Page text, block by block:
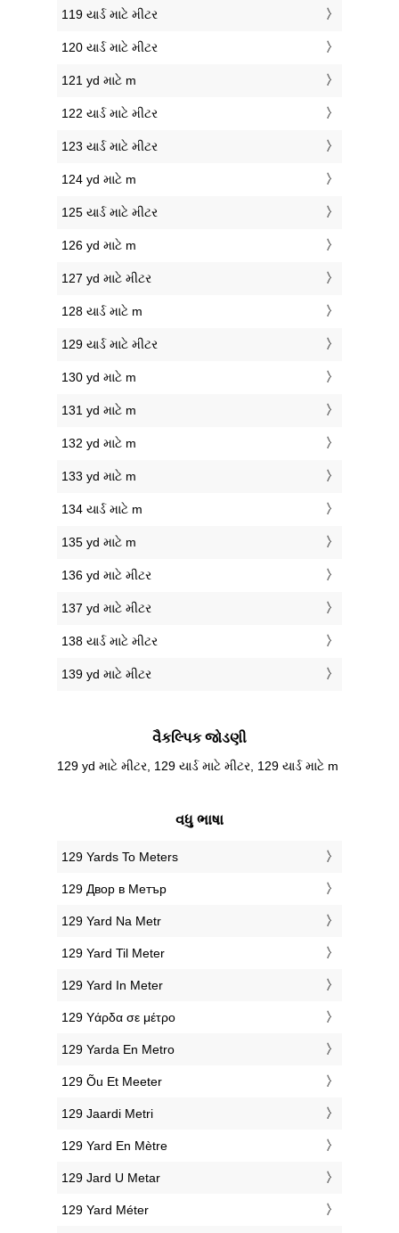
119 યાર્ડ માટે મીટર
120 યાર્ડ માટે મીટર
121 yd માટે m
122 યાર્ડ માટે મીટર
123 યાર્ડ માટે મીટર
124 yd માટે m
125 યાર્ડ માટે મીટર
126 yd માટે m
127 yd માટે મીટર
128 યાર્ડ માટે m
129 યાર્ડ માટે મીટર
130 yd માટે m
131 yd માટે m
132 yd માટે m
133 yd માટે m
134 યાર્ડ માટે m
135 yd માટે m
136 yd માટે મીટર
137 yd માટે મીટર
138 યાર્ડ માટે મીટર
139 yd માટે મીટર
વૈકલ્પિક જોડણી
129 yd માટે મીટર, 129 યાર્ડ માટે મીટર, 129 યાર્ડ માટે m
વધુ ભાષા
‎129 Yards To Meters
‎129 Двор в Метър
‎129 Yard Na Metr
‎129 Yard Til Meter
‎129 Yard In Meter
‎129 Υάρδα σε μέτρο
‎129 Yarda En Metro
‎129 Õu Et Meeter
‎129 Jaardi Metri
‎129 Yard En Mètre
‎129 Jard U Metar
‎129 Yard Méter